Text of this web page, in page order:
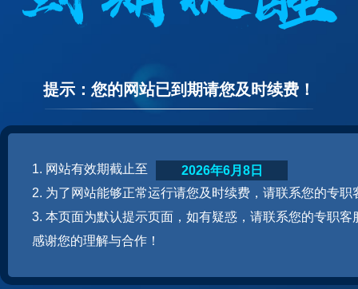
提示：您的网站已到期请您及时续费！
1. 网站有效期截止至
2. 为了网站能够正常运行请您及时续费，请联系您的专职
3. 本页面为默认提示页面，如有疑惑，请联系您的专职客
感谢您的理解与合作！
2026年6月8日